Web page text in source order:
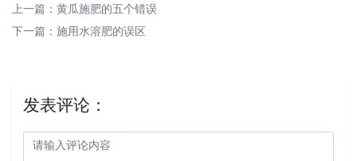
上一篇： 黄瓜施肥的五个错误
下一篇： 施用水溶肥的误区
发表评论：